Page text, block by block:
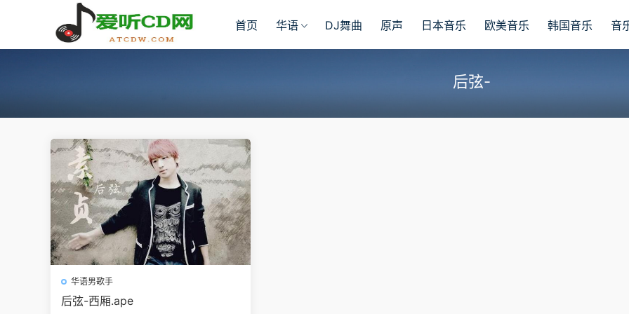
首页 华语 DJ舞曲 原声 日本音乐 欧美音乐 韩国音乐 音
后弦-
华语男歌手
后弦-西厢.ape